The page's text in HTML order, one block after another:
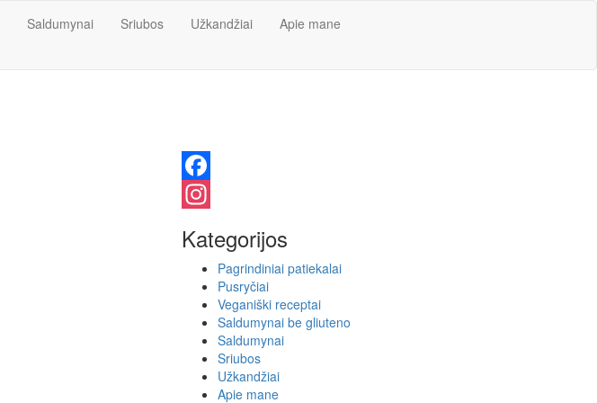
Saldumynai Sriubos Užkandžiai Apie mane
Facebook
Kategorijos
Pagrindiniai patiekalai
Pusryčiai
Veganiški receptai
Saldumynai be gliuteno
Saldumynai
Sriubos
Užkandžiai
Apie mane